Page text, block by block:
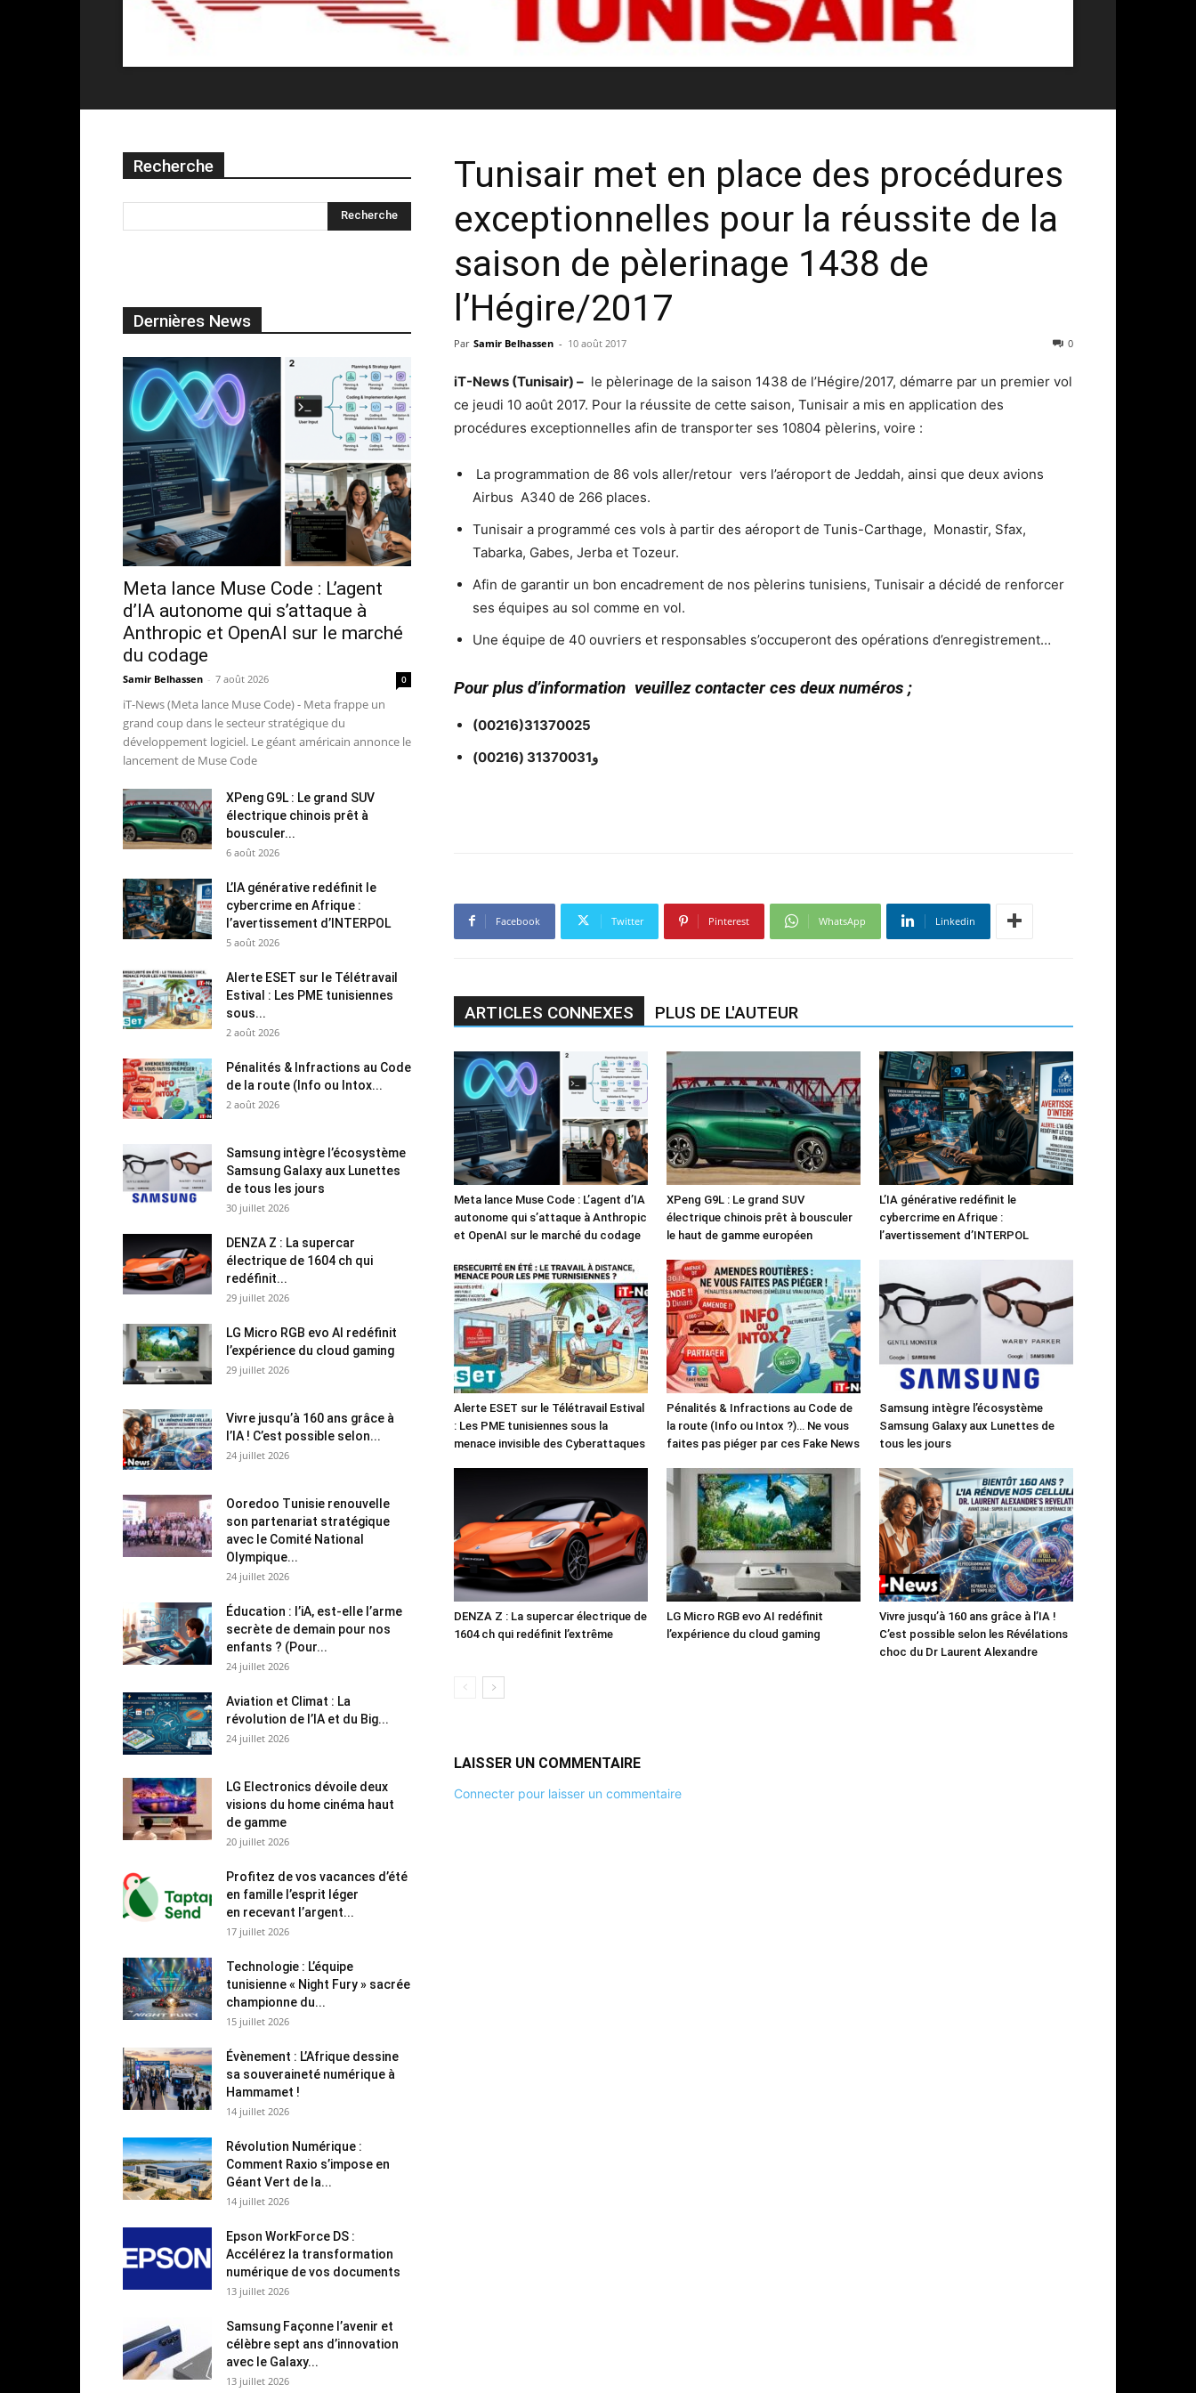
Tunisair met en place des procédures
exceptionnelles pour la réussite de la
saison de pèlerinage 1438 de
l’Hégire/2017
Par Samir Belhassen - 10 août 2017 0
iT-News (Tunisair) – le pèlerinage de la saison 1438 de l’Hégire/2017, démarre par un premier vol
ce jeudi 10 août 2017. Pour la réussite de cette saison, Tunisair a mis en application des
procédures exceptionnelles afin de transporter ses 10804 pèlerins, voire :
La programmation de 86 vols aller/retour vers l’aéroport de Jeddah, ainsi que deux avions
Airbus A340 de 266 places.
Tunisair a programmé ces vols à partir des aéroport de Tunis-Carthage, Monastir, Sfax,
Tabarka, Gabes, Jerba et Tozeur.
Afin de garantir un bon encadrement de nos pèlerins tunisiens, Tunisair a décidé de renforcer
ses équipes au sol comme en vol.
Une équipe de 40 ouvriers et responsables s’occuperont des opérations d’enregistrement…
Pour plus d’information veuillez contacter ces deux numéros ;
(00216)31370025
و31370031 (00216)
Facebook Twitter Pinterest WhatsApp Linkedin
ARTICLES CONNEXES PLUS DE L'AUTEUR
Meta lance Muse Code : L’agent d’IA
autonome qui s’attaque à Anthropic
et OpenAI sur le marché du codage
XPeng G9L : Le grand SUV
électrique chinois prêt à bousculer
le haut de gamme européen
L’IA générative redéfinit le
cybercrime en Afrique :
l’avertissement d’INTERPOL
Alerte ESET sur le Télétravail Estival
: Les PME tunisiennes sous la
menace invisible des Cyberattaques
Pénalités & Infractions au Code de
la route (Info ou Intox ?)… Ne vous
faites pas piéger par ces Fake News
Samsung intègre l’écosystème
Samsung Galaxy aux Lunettes de
tous les jours
DENZA Z : La supercar électrique de
1604 ch qui redéfinit l’extrême
LG Micro RGB evo AI redéfinit
l’expérience du cloud gaming
Vivre jusqu’à 160 ans grâce à l’IA !
C’est possible selon les Révélations
choc du Dr Laurent Alexandre
LAISSER UN COMMENTAIRE
Connecter pour laisser un commentaire
Recherche
Dernières News
Meta lance Muse Code : L’agent
d’IA autonome qui s’attaque à
Anthropic et OpenAI sur le marché
du codage
Samir Belhassen - 7 août 2026 0
iT-News (Meta lance Muse Code) - Meta frappe un
grand coup dans le secteur stratégique du
développement logiciel. Le géant américain annonce le
lancement de Muse Code
XPeng G9L : Le grand SUV
électrique chinois prêt à
bousculer...
6 août 2026
L’IA générative redéfinit le
cybercrime en Afrique :
l’avertissement d’INTERPOL
5 août 2026
Alerte ESET sur le Télétravail
Estival : Les PME tunisiennes
sous...
2 août 2026
Pénalités & Infractions au Code
de la route (Info ou Intox...
2 août 2026
Samsung intègre l’écosystème
Samsung Galaxy aux Lunettes
de tous les jours
30 juillet 2026
DENZA Z : La supercar
électrique de 1604 ch qui
redéfinit...
29 juillet 2026
LG Micro RGB evo AI redéfinit
l’expérience du cloud gaming
29 juillet 2026
Vivre jusqu’à 160 ans grâce à
l’IA ! C’est possible selon...
24 juillet 2026
Ooredoo Tunisie renouvelle
son partenariat stratégique
avec le Comité National
Olympique...
24 juillet 2026
Éducation : l’iA, est-elle l’arme
secrète de demain pour nos
enfants ? (Pour...
24 juillet 2026
Aviation et Climat : La
révolution de l’IA et du Big...
24 juillet 2026
LG Electronics dévoile deux
visions du home cinéma haut
de gamme
20 juillet 2026
Profitez de vos vacances d’été
en famille l’esprit léger
en recevant l’argent...
17 juillet 2026
Technologie : L’équipe
tunisienne « Night Fury » sacrée
championne du...
15 juillet 2026
Évènement : L’Afrique dessine
sa souveraineté numérique à
Hammamet !
14 juillet 2026
Révolution Numérique :
Comment Raxio s’impose en
Géant Vert de la...
14 juillet 2026
Epson WorkForce DS :
Accélérez la transformation
numérique de vos documents
13 juillet 2026
Samsung Façonne l’avenir et
célèbre sept ans d’innovation
avec le Galaxy...
13 juillet 2026